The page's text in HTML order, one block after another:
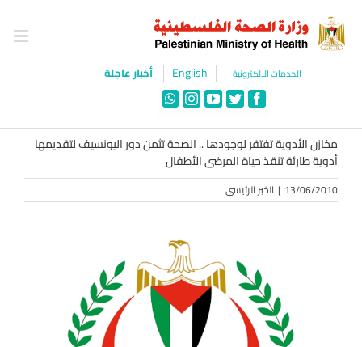
content
الخدمات الالكترونية English أخبار عاجلة
Facebook
Twitter
YouTube
Instagram
WhatsApp
مخازن الأدوية تفتقر لوجودها .. الصحة تثمن دور اليونسيف لتقديمها
أدوية طارئة تنقذ حياة المرضى الأطفال
13/06/2010
| الخبر الرئيسي